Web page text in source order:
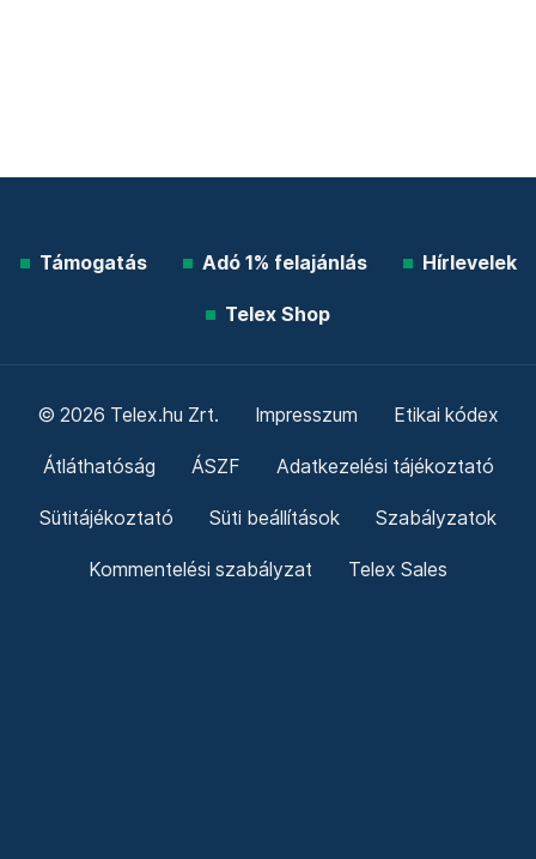
Támogatás Adó 1% felajánlás Hírlevelek
Telex Shop
© 2026 Telex.hu Zrt. Impresszum Etikai kódex
Átláthatóság ÁSZF Adatkezelési tájékoztató
Sütitájékoztató Süti beállítások Szabályzatok
Kommentelési szabályzat Telex Sales